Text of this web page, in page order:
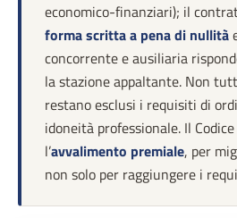
economico-finanziari); il
forma scritta a pena di nullità
concorrente e ausiliaria
la stazione appaltante. Non
restano esclusi i requisiti di
idoneità professionale. Il
l’avvalimento premiale, per
non solo per raggiungere i